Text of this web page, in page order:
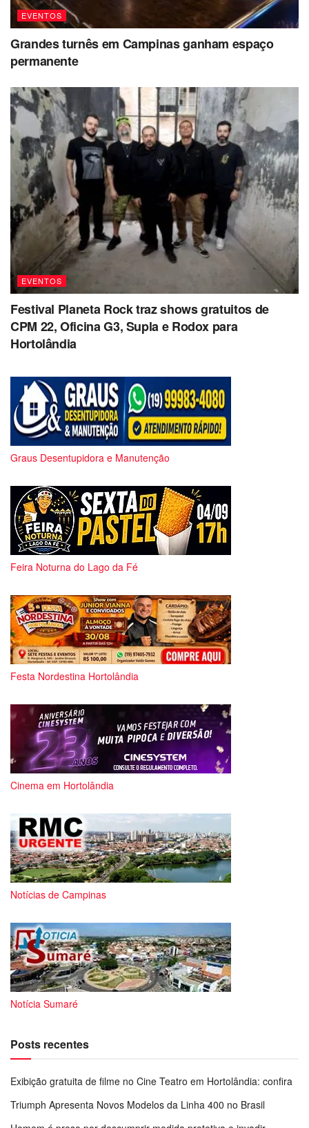
EVENTOS
Grandes turnês em Campinas ganham espaço
permanente
EVENTOS
Festival Planeta Rock traz shows gratuitos de
CPM 22, Oficina G3, Supla e Rodox para
Hortolândia
Graus Desentupidora e Manutenção
Feira Noturna do Lago da Fé
Festa Nordestina Hortolândia
Cinema em Hortolândia
Notícias de Campinas
Notícia Sumaré
Posts recentes
Exibição gratuita de filme no Cine Teatro em Hortolândia: confira
Triumph Apresenta Novos Modelos da Linha 400 no Brasil